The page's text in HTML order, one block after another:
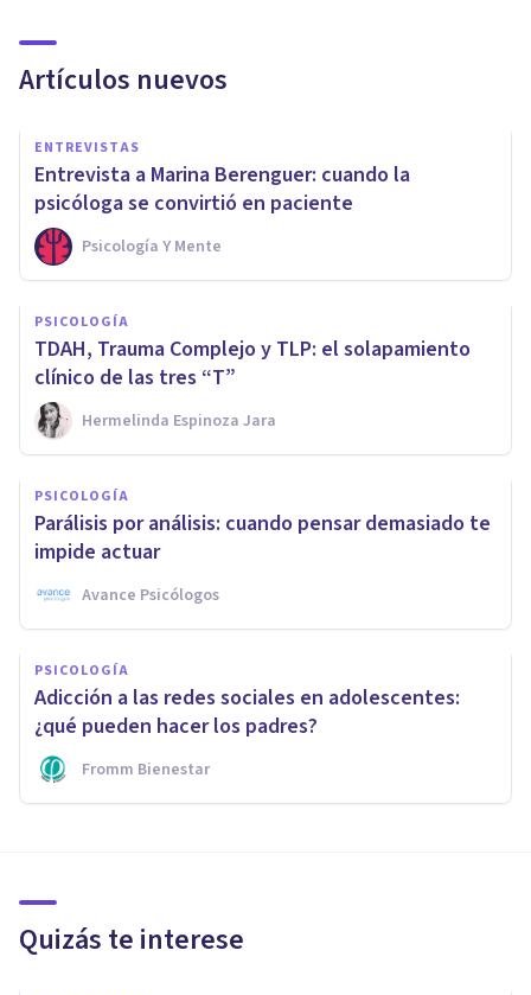
Artículos nuevos
ENTREVISTAS
Entrevista a Marina Berenguer: cuando la
psicóloga se convirtió en paciente
Psicología Y Mente
PSICOLOGÍA
TDAH, Trauma Complejo y TLP: el solapamiento
clínico de las tres “T”
Hermelinda Espinoza Jara
PSICOLOGÍA
Parálisis por análisis: cuando pensar demasiado te
impide actuar
Avance Psicólogos
PSICOLOGÍA
Adicción a las redes sociales en adolescentes:
¿qué pueden hacer los padres?
Fromm Bienestar
Quizás te interese